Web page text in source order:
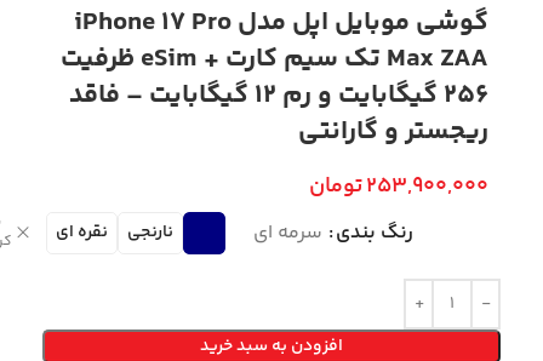
گوشی موبایل اپل مدل iPhone 17 Pro
Max ZAA تک سیم کارت + eSim ظرفیت
256 گیگابایت و رم 12 گیگابایت – فاقد
ریجستر و گارانتی
253,900,000تومان
رنگ بندی سرمه ای نارنجی نقره ای
افزودن به سبد خرید